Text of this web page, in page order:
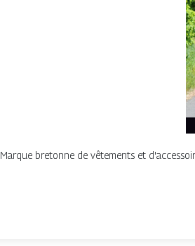
Marque bretonne de vêtements et